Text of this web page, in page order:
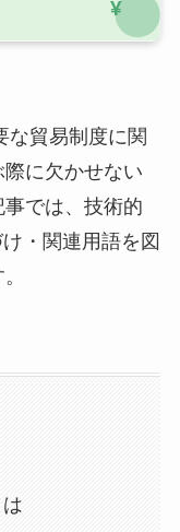
な貿易制度に関
に欠かせない
では、技術的
・関連用語を図